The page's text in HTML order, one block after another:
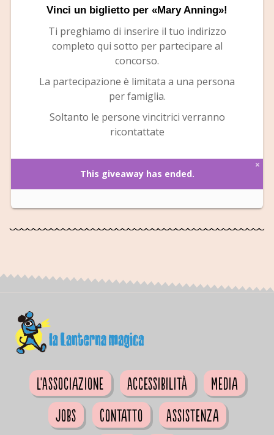
L'Associazione Accessibilità
Media
Jobs
Contatto
Assistenza